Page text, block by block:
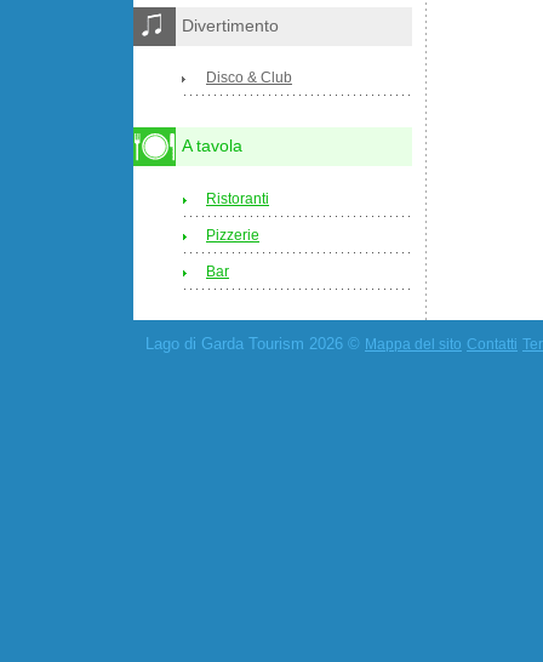
Divertimento
Disco & Club
A tavola
Ristoranti
Pizzerie
Bar
Lago di Garda Tourism 2026 © Mappa del sito Contatti